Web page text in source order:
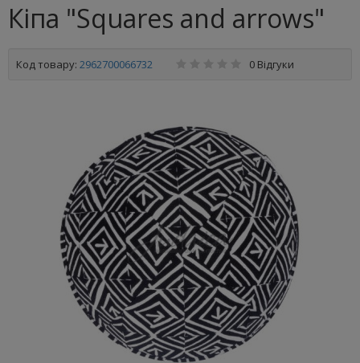
Кіпа "Squares and arrows"
Код товару: 2962700066732 0 Відгуки